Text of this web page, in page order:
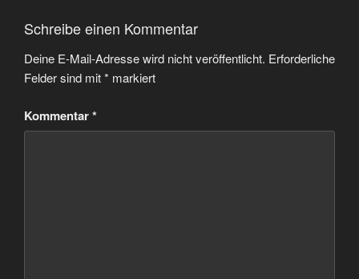
Schreibe einen Kommentar
Deine E-Mail-Adresse wird nicht veröffentlicht. Erforderliche
Felder sind mit* markiert
Kommentar*